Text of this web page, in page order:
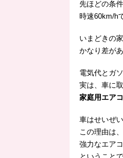
先ほどの条
時速60km/h
いまどきの
かなり差が
電気代とガ
実は、車に
家庭用エア
車はせいぜ
この理由は
強力なエア
ということ